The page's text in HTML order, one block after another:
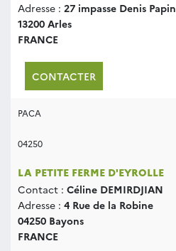
Adresse : 27 impasse Denis Papin
13200 Arles
FRANCE
CONTACTER
PACA
04250
LA PETITE FERME D'EYROLLE
Contact : Céline DEMIRDJIAN
Adresse : 4 Rue de la Robine
04250 Bayons
FRANCE